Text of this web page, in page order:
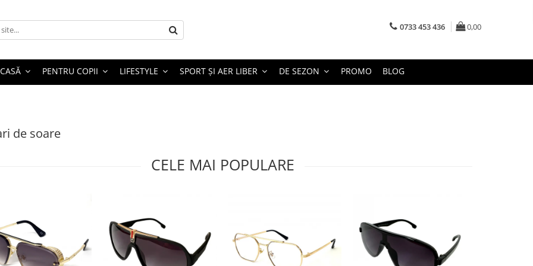
0733 453 436 0,00
PENTRU COPII LIFESTYLE SPORT ȘI AER LIBER DE SEZON PROMO BLOG
de soare
CELE MAI POPULARE